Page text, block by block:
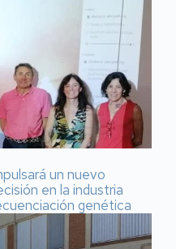
un nuevo
en la industria
genética